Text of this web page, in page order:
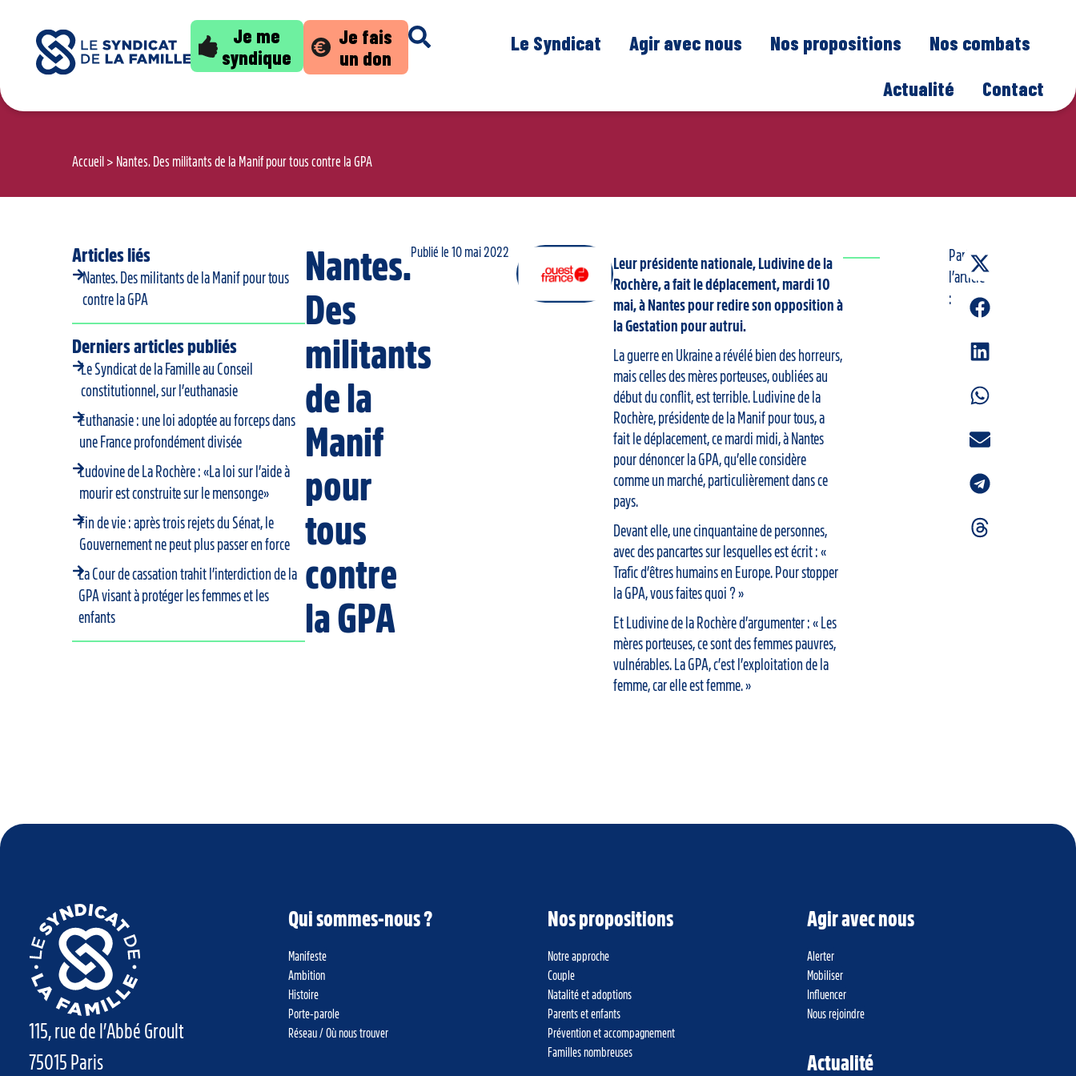
Je me
syndique
Je fais
un don
Le Syndicat Agir avec nous Nos propositions
Nos combats
Actualité
Contact
Accueil > Nantes. Des militants de la Manif pour tous contre la GPA
Articles liés
Nantes. Des militants de la Manif pour tous
contre la GPA
Derniers articles publiés
Le Syndicat de la Famille au Conseil
constitutionnel, sur l’euthanasie
Euthanasie : une loi adoptée au forceps dans
une France profondément divisée
Ludovine de La Rochère : «La loi sur l’aide à
mourir est construite sur le mensonge»
Fin de vie : après trois rejets du Sénat, le
Gouvernement ne peut plus passer en force
La Cour de cassation trahit l’interdiction de la
GPA visant à protéger les femmes et les
enfants
Nantes.
Des
militants
de la
Manif
pour
tous
contre
la GPA
Publié le 10 mai 2022
Leur présidente nationale, Ludivine de la
Rochère, a fait le déplacement, mardi 10
mai, à Nantes pour redire son opposition à
la Gestation pour autrui.
La guerre en Ukraine a révélé bien des horreurs,
mais celles des mères porteuses, oubliées au
début du conflit, est terrible. Ludivine de la
Rochère, présidente de la Manif pour tous, a
fait le déplacement, ce mardi midi, à Nantes
pour dénoncer la GPA, qu’elle considère
comme un marché, particulièrement dans ce
pays.
Devant elle, une cinquantaine de personnes,
avec des pancartes sur lesquelles est écrit : «
Trafic d’êtres humains en Europe. Pour stopper
la GPA, vous faites quoi ? »
Et Ludivine de la Rochère d’argumenter : « Les
mères porteuses, ce sont des femmes pauvres,
vulnérables. La GPA, c’est l’exploitation de la
femme, car elle est femme. »
Partager
l’article
:
115, rue de l’Abbé Groult
75015 Paris
Qui sommes-nous ?
Manifeste
Ambition
Histoire
Porte-parole
Réseau / Où nous trouver
Nos propositions
Notre approche
Couple
Natalité et adoptions
Parents et enfants
Prévention et accompagnement
Familles nombreuses
Agir avec nous
Alerter
Mobiliser
Influencer
Nous rejoindre
Actualité